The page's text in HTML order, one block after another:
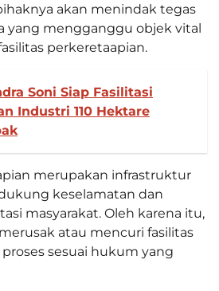
akan menindak tegas
yang mengganggu objek vital
perkeretaapian.
Soni Siap Fasilitasi
Industri 110 Hektare
merupakan infrastruktur
keselamatan dan
masyarakat. Oleh karena itu,
atau mencuri fasilitas
sesuai hukum yang